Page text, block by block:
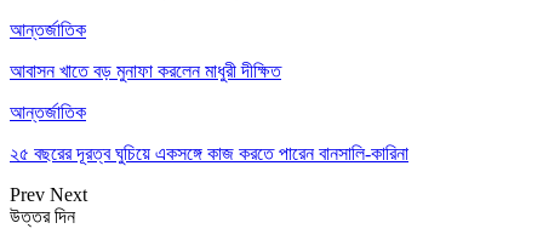
আন্তর্জাতিক
আবাসন খাতে বড় মুনাফা করলেন মাধুরী দীক্ষিত
আন্তর্জাতিক
২৫ বছরের দূরত্ব ঘুচিয়ে একসঙ্গে কাজ করতে পারেন বানসালি-কারিনা
Prev Next
উত্তর দিন